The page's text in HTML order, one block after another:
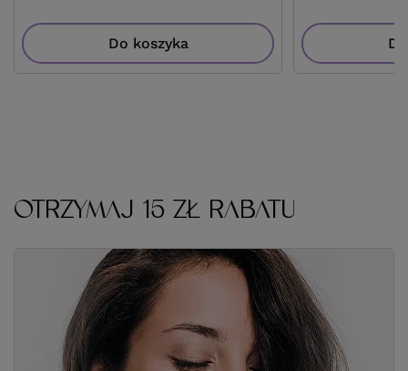
Do koszyka
OTRZYMAJ 15 ZŁ RABATU